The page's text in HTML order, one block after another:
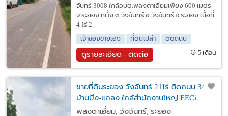
จันทร์ 3008 ใกล้อบต.พลงตาเอี่ยมเพียง 600 เมตร
จ.ระยอง ที่ตั้ง ต.วังจันทร์ อ.วังจันทร์ จ.ระยอง เนื้อที่
4 ไร่ 2
เจ้าของขายเอง
ที่ดินเปล่า ติดถนน
ดูรายละเอียด - ติดต่อ 5 เดือน
ขายที่ดินระยอง วังจันทร์ 21ไร่ ติดถนน 344
บ้านบึง-แกลง ใกล้สำนักงานใหญ่ EECi
พลงตาเอี่ยม, วังจันทร์, ระยอง